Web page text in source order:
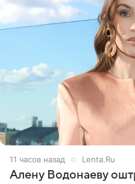
11 часов назад Lenta.Ru
Алену Водонаеву